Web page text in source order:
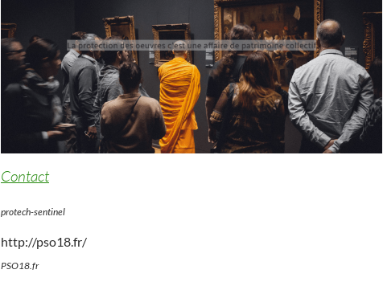
Contact
protech-sentinel
http://pso18.fr/
PSO18.fr